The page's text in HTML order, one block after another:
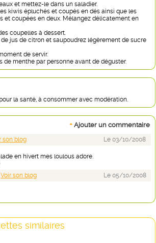
et mettez-le dans un saladier.
kiwis épluchés et coupés en dés ainsi que les
et coupées en deux. Mélangez délicatement en
coupelles à dessert.
jus de citron et saupoudrez légèrement de sucre
de servir.
de menthe par personne avant de déguster.
la santé, à consommer avec modération.
+ Ajouter un commentaire
son blog
Le 03/10/2008
en hivert mes loulous adore.
Voir son blog
Le 05/10/2008
similaires